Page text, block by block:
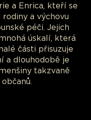
a Enrica, kteří se
a výchovu
péči. Jejich
úskalí, která
části přisuzuje
a dlouhodobě je
takzvaně